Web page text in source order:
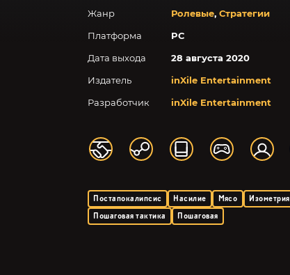
Жанр Ролевые, Стратегии
Платформа
PC
Дата выхода
28 августа 2020
Издатель
inXile Entertainment
Разработчик
inXile Entertainment
Постапокалипсис Насилие Мясо
Изометрия
Пошаговая тактика
Пошаговая